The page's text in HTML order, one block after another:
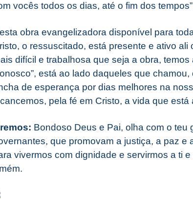
vocês todos os dias, até o fim dos
obra evangelizadora disponível para
o ressuscitado, está presente e ativo
difícil e trabalhosa que seja a obra,
está ao lado daqueles que
de esperança por dias melhores na
pela fé em Cristo, a vida que está
Bondoso Deus e Pai, olha com o
que promovam a justiça, a paz
vivermos com dignidade e servirmos a ti